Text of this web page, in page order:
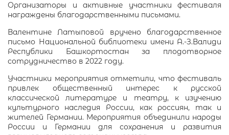
Организаторы и активные участники фестиваля
награждены благодарственными письмами.
Валентине Латыповой вручено благодарственное
письмо Национальной библиотеки имени А.-З.Валиди
Республики Башкортостан за плодотворное
сотрудничество в 2022 году.
Участники мероприятия отметили, что фестиваль
привлек общественный интерес к русской
классической литературе и театру, к изучению
культурного наследия России, как россиян, так и
жителей Германии. Мероприятия объединили народы
России и Германии для сохранения и развития